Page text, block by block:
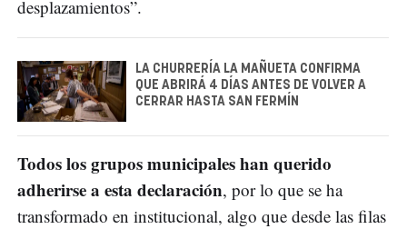
desplazamientos”.
LA CHURRERÍA LA MAÑUETA CONFIRMA
QUE ABRIRÁ 4 DÍAS ANTES DE VOLVER A
CERRAR HASTA SAN FERMÍN
Todos los grupos municipales han querido
adherirse a esta declaración, por lo que se ha
transformado en institucional, algo que desde las filas